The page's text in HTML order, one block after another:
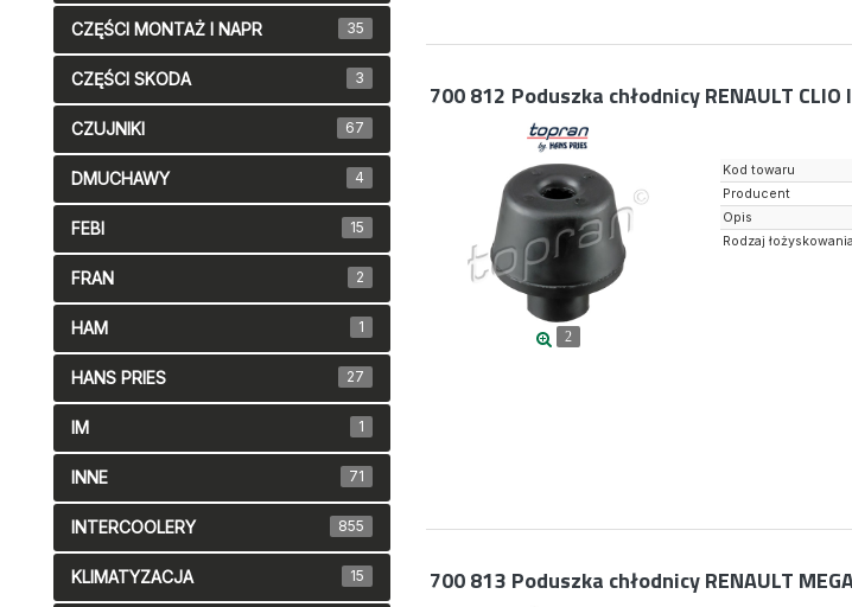
700 812 Poduszka chłodnicy RENAULT
2
Kod towaru
Producent
Opis
Rodzaj łożyskowania
700 813 Poduszka chłodnicy RENAULT
CZĘŚCI MONTAŻ I NAPR 35
CZĘŚCI SKODA 3
CZUJNIKI 67
DMUCHAWY 4
FEBI 15
FRAN 2
HAM 1
HANS PRIES 27
IM 1
INNE 71
INTERCOOLERY 855
KLIMATYZACJA 15